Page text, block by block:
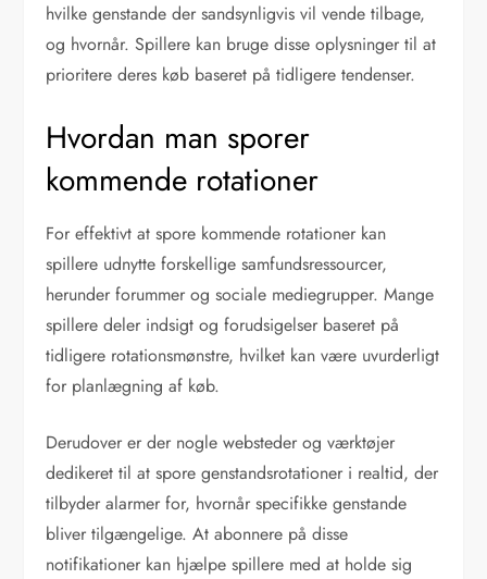
hvilke genstande der sandsynligvis vil vende tilbage,
og hvornår. Spillere kan bruge disse oplysninger til at
prioritere deres køb baseret på tidligere tendenser.
Hvordan man sporer
kommende rotationer
For effektivt at spore kommende rotationer kan
spillere udnytte forskellige samfundsressourcer,
herunder forummer og sociale mediegrupper. Mange
spillere deler indsigt og forudsigelser baseret på
tidligere rotationsmønstre, hvilket kan være uvurderligt
for planlægning af køb.
Derudover er der nogle websteder og værktøjer
dedikeret til at spore genstandsrotationer i realtid, der
tilbyder alarmer for, hvornår specifikke genstande
bliver tilgængelige. At abonnere på disse
notifikationer kan hjælpe spillere med at holde sig